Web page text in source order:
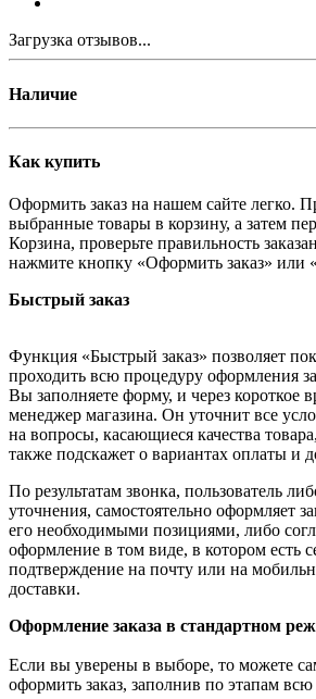
Загрузка отзывов...
Наличие
Как купить
Оформить заказ на нашем сайте легко.
выбранные товары в корзину, а затем
Корзина, проверьте правильность
нажмите кнопку «Оформить заказ» или
Быстрый заказ
Функция «Быстрый заказ» позволяет
проходить всю процедуру оформления
Вы заполняете форму, и через короткое
менеджер магазина. Он уточнит все
на вопросы, касающиеся качества
также подскажет о вариантах оплаты и
По результатам звонка, пользователь
уточнения, самостоятельно оформляет
его необходимыми позициями, либо
оформление в том виде, в котором есть
подтверждение на почту или на
доставки.
Оформление заказа в стандартном
Если вы уверены в выборе, то можете
оформить заказ, заполнив по этапам